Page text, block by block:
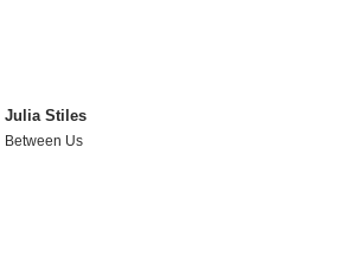
Julia Stiles
Between Us